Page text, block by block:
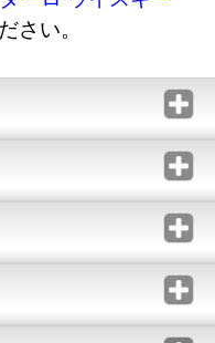
さい。